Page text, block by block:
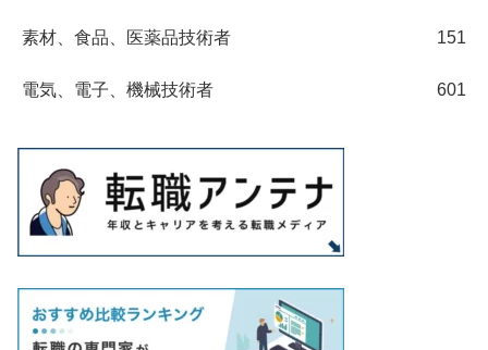
素材、食品、医薬品技術者 151
電気、電子、機械技術者 601